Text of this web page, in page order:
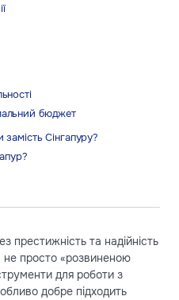
бюджет
Сінгапуру?
престижність та надійність
не просто «розвиненою
для роботи з
добре підходить